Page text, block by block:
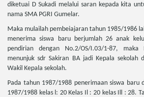
diketuai D Sukadi melalui saran kepada kita
nama SMA PGRI Gumelar.
Maka mulailah pembeiajaran tahun 1985/1986
menerima siswa baru berjumlah 26 anak
pendirian dengan No.2/OS/I.03/1-87, maka
menunjuk sdr Sakiran BA jadi Kepala sekolah
Wakil Kepala sekolah.
Pada tahun 1987/1988 penerimaan siswa baru
1987/1988 kelas l: 20 Kelas Il : 20 kelas Ill : 28.